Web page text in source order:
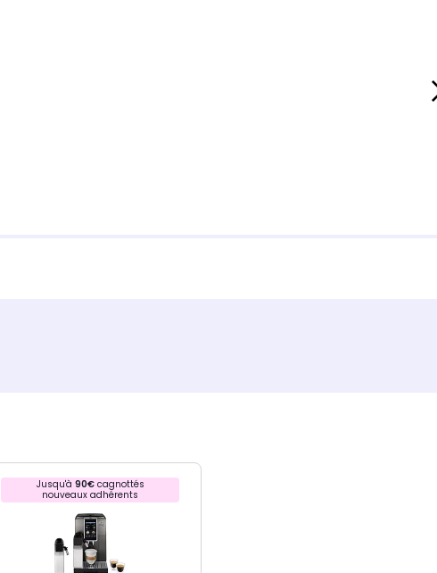
Jusqu'à 90€cagnottés
nouveaux adhérents